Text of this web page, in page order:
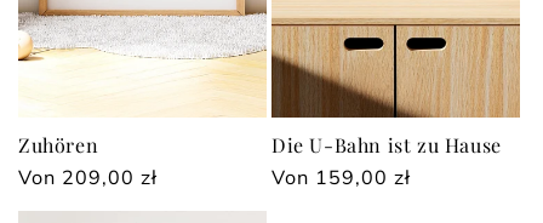
Zuhören
Normaler
Von 209,00 zł
Die U-Bahn ist zu Hause
Normaler
Von 159,00 zł